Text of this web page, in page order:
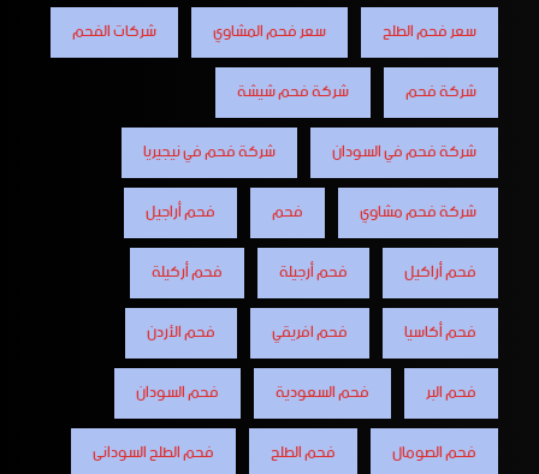
سعر فحم الطلح
سعر فحم المشاوي
شركات الفحم
شركة فحم
شركة فحم شيشة
شركة فحم في السودان
شركة فحم في نيجيريا
شركة فحم مشاوي
فحم
فحم أراجيل
فحم أراكيل
فحم أرجيلة
فحم أركيلة
فحم أكاسيا
فحم افريقي
فحم الأردن
فحم البر
فحم السعودية
فحم السودان
فحم الصومال
فحم الطلح
فحم الطلح السودانى